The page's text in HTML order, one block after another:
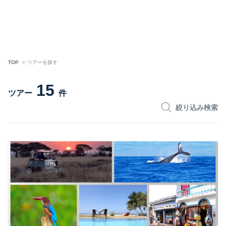
TOP ツアーを探す
ツアー 15 件
絞り込み検索